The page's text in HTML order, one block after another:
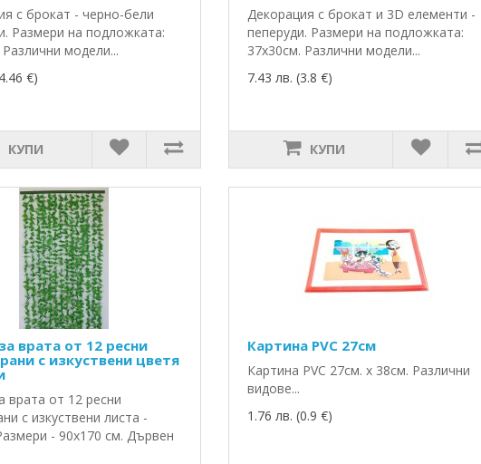
с брокат - черно-бели
Размери на подложката:
модели...
€)
КУПИ
Декорация с брокат и 3D елементи -
пеперуди. Размери на подложката:
37х30см. Различни модели...
7.43 лв. (3.8 €)
КУПИ
врата от 12 ресни
с изкуствени цветя
врата от 12 ресни
с изкуствени листа -
- 90х170 см. Дървен
Картина PVC 27см
Картина PVC 27см. х 38см. Различни
видове...
1.76 лв. (0.9 €)